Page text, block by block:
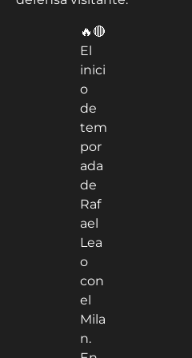
🔥🔴
El
inici
o
de
tem
por
ada
de
Raf
ael
Lea
o
con
el
Mila
n.